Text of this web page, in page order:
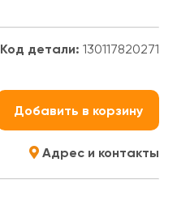
Код детали: 130117820271
Добавить в корзину
Адрес и контакты